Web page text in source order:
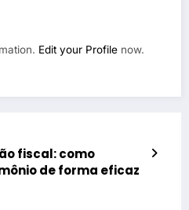
Edit your Profile now.
fiscal: como
de forma eficaz